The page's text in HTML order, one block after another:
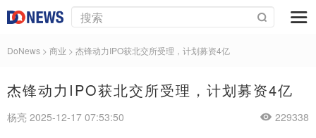
DoNews > 商业 > 杰锋动力IPO获北交所受理，计划募资4亿
杰锋动力IPO获北交所受理，计划募资4亿
杨亮 2025-12-17 07:53:50 229338